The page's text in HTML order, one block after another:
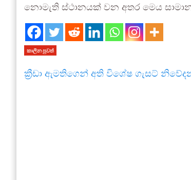
නොමැති ස්ථානයක් වන අතර මෙය
කාලීන පුවත්
ක්‍රීඩා ඇමතිගෙන් අති විශේෂ ගැසට්